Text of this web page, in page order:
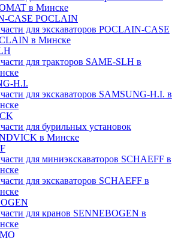
в Минске
CASE POCLAIN
для экскаваторов POCLAIN-CASE
в Минске
для тракторов SAME-SLH в
H.I.
для экскаваторов SAMSUNG-H.I. в
для бурильных установок
в Минске
для миниэкскаваторов SCHAEFF в
для экскаваторов SCHAEFF в
для кранов SENNEBOGEN в